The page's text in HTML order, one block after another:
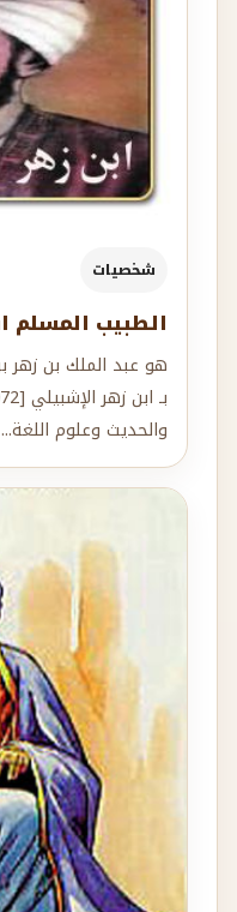
شخصيات
الطبيب المسلم
هو عبد الملك بن زهر
والحديث وعلوم اللغة...